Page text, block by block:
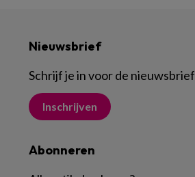
Nieuwsbrief
Schrijf je in voor de nieuwsbrief
Inschrijven
Abonneren